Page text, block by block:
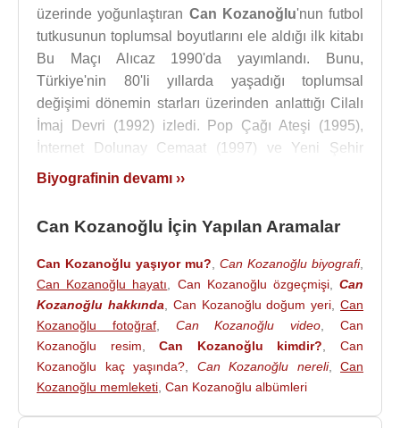
üzerinde yoğunlaştıran Can Kozanoğlu'nun futbol
tutkusunun toplumsal boyutlarını ele aldığı ilk kitabı
Bu Maçı Alıcaz 1990'da yayımlandı. Bunu,
Türkiye'nin 80'li yıllarda yaşadığı toplumsal
değişimi dönemin starları üzerinden anlattığı Cilalı
İmaj Devri (1992) izledi. Pop Çağı Ateşi (1995),
İnternet Dolunay Cemaat (1997) ve Yeni Şehir
Notları'nın (2001) ardından, Kozanoğlu'nun ilk
anlattığı Acemi Eğitimi (2005) yazarın ilk anı
kitabıdır. Yalan Yıllar (2015) Kozanoğlu'nun ikinci
anı kitabıdır. Yazar; bu anılarda gazetelerde,
dergilerde, televizyon kanallarında, entelektüel
âlemlerde ve romancılık hayallerinin peşinde
geçmiş otuz küsur yıllık yetişkinlik dönemini ve
Biyografinin devamı ››
Can Kozanoğlu İçin Yapılan Aramalar
Can Kozanoğlu yaşıyor mu? Can Kozanoğlu biyografi,
Can Kozanoğlu hayatı
Can Kozanoğlu özgeçmişi,Can
Kozanoğlu hakkında
Can Kozanoğlu doğum yeri ,Can
Kozanoğlu fotoğraf, Can Kozanoğlu video ,Can
Kozanoğlu resim ,Can Kozanoğlu kimdir? ,Can
Kozanoğlu kaç yaşında?
Can Kozanoğlu nereli, Can
Kozanoğlu memleketi Can Kozanoğlu albümleri